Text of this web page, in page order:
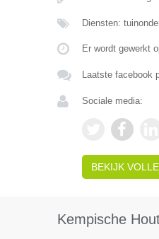
Diensten:
Er wordt gewerkt
Laatste facebook
Sociale media:
BEKIJK
Kempische